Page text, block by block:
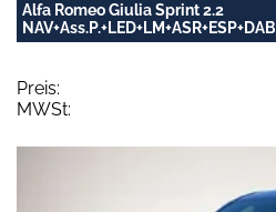
Alfa Romeo Giulia Sprint 2.2
NAV+Ass.P.+LED+LM+ASR+ESP+DAB
Preis:
MWSt: